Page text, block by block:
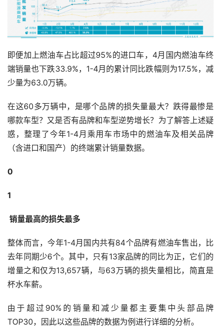
即便加上燃油车占比超过95%的进口车，4月国内燃油车终
端销量也下跌33.9%，1-4月的累计同比跌幅则为17.5%，减
少量为63.0万辆。
在这60多万辆中，是哪个品牌的损失量最大？跌得最惨是
哪款车型？又是否有品牌和车型逆势增长？为了解答上述疑
惑，整理了今年1-4月乘用车市场中的燃油车及相关品牌
（含进口和国产）的终端累计销量数据。
0
1
销量最高的损失最多
整体而言，今年1-4月国内共有84个品牌有燃油车售出，比
去年同期少6个。其中，只有13家品牌的同比为正，它们的
增量之和仅为13,657辆，与63万辆的损失量相比，简直是
杯水车薪。
由于超过90%的销量和减少量都主要集中头部品牌
TOP30，因此以这些品牌的数据为例进行详细的分析。